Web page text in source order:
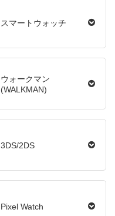
スマートウォッチ
ウォークマン
(WALKMAN)
3DS/2DS
Pixel Watch